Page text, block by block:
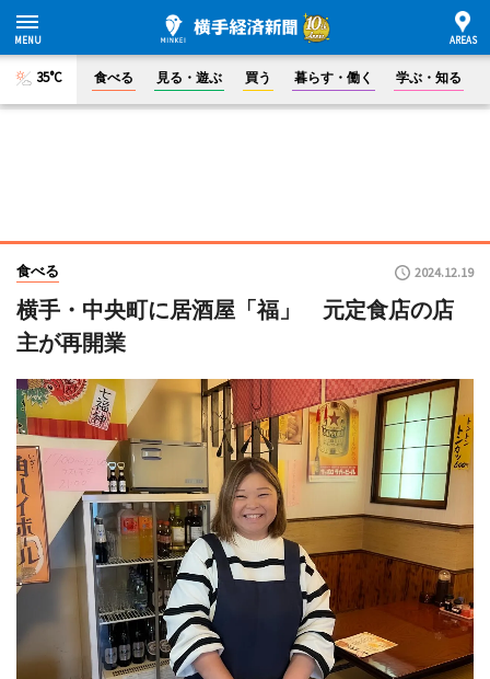
35°C 食べる 見る・遊ぶ 買う 暮らす・働く 学ぶ・知る
食べる 2024.12.19
横手・中央町に居酒屋「福」 元定食店の店
主が再開業